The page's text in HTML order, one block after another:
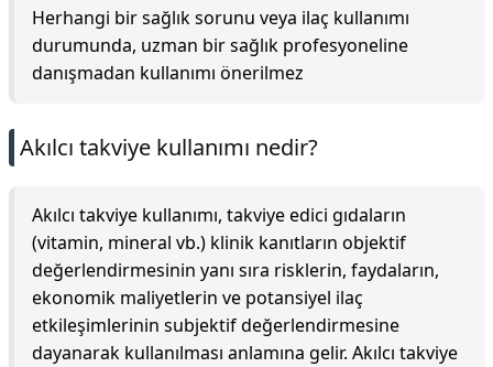
Herhangi bir sağlık sorunu veya ilaç kullanımı
durumunda, uzman bir sağlık profesyoneline
danışmadan kullanımı önerilmez
Akılcı takviye kullanımı nedir?
Akılcı takviye kullanımı, takviye edici gıdaların
(vitamin, mineral vb.) klinik kanıtların objektif
değerlendirmesinin yanı sıra risklerin, faydaların,
ekonomik maliyetlerin ve potansiyel ilaç
etkileşimlerinin subjektif değerlendirmesine
dayanarak kullanılması anlamına gelir. Akılcı takviye